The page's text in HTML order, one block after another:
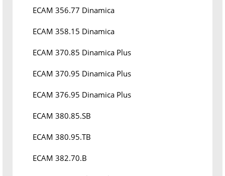
ECAM 356.77 Dinamica
ECAM 358.15 Dinamica
ECAM 370.85 Dinamica Plus
ECAM 370.95 Dinamica Plus
ECAM 376.95 Dinamica Plus
ECAM 380.85.SB
ECAM 380.95.TB
ECAM 382.70.B